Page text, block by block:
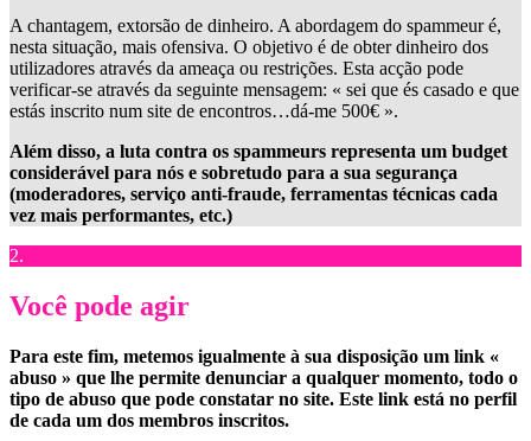
A chantagem, extorsão de dinheiro. A abordagem do spammeur é,
nesta situação, mais ofensiva. O objetivo é de obter dinheiro dos
utilizadores através da ameaça ou restrições. Esta acção pode
verificar-se através da seguinte mensagem: « sei que és casado e que
estás inscrito num site de encontros…dá-me 500€ ».
Além disso, a luta contra os spammeurs representa um budget
considerável para nós e sobretudo para a sua segurança
(moderadores, serviço anti-fraude, ferramentas técnicas cada
vez mais performantes, etc.)
2.
Você pode agir
Para este fim, metemos igualmente à sua disposição um link «
abuso » que lhe permite denunciar a qualquer momento, todo o
tipo de abuso que pode constatar no site. Este link está no perfil
de cada um dos membros inscritos.